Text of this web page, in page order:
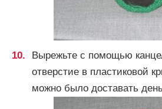
Вырежьте с помощью
отверстие в пластиковой
можно было доставать